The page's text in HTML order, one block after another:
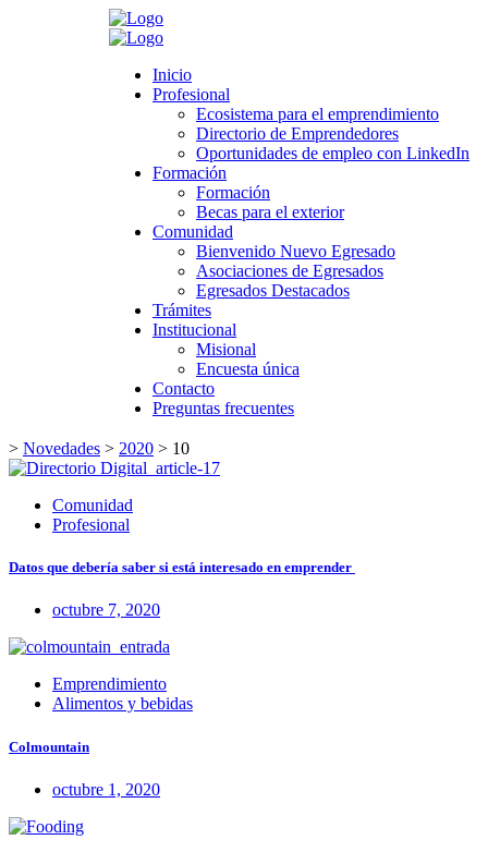
Inicio
Profesional
Ecosistema para el emprendimiento
Directorio de Emprendedores
Oportunidades de empleo con LinkedIn
Formación
Formación
Becas para el exterior
Comunidad
Bienvenido Nuevo Egresado
Asociaciones de Egresados
Egresados Destacados
Trámites
Institucional
Misional
Encuesta única
Contacto
Preguntas frecuentes
Ecosistema para el emprendimiento
Directorio de Emprendedores
Oportunidades de empleo con LinkedIn
Becas para el exterior
Bienvenido Nuevo Egresado
Asociaciones de Egresados
Egresados Destacados
Institucional
Encuesta única
Preguntas frecuentes
> Novedades > 2020 > 10
Comunidad
Profesional
Datos que debería saber si está interesado en emprender
octubre 7, 2020
Emprendimiento
Alimentos y bebidas
Colmountain
octubre 1, 2020